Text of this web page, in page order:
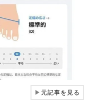
▶元記事を見る